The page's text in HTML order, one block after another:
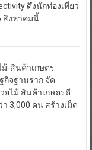
ดึงนักท่องเที่ยว
สิงหาคมนี้
-สินค้าเกษตร
กิจฐานราก จัด
ยไม้ สินค้าเกษตรดี
3,000 คน สร้างเม็ด